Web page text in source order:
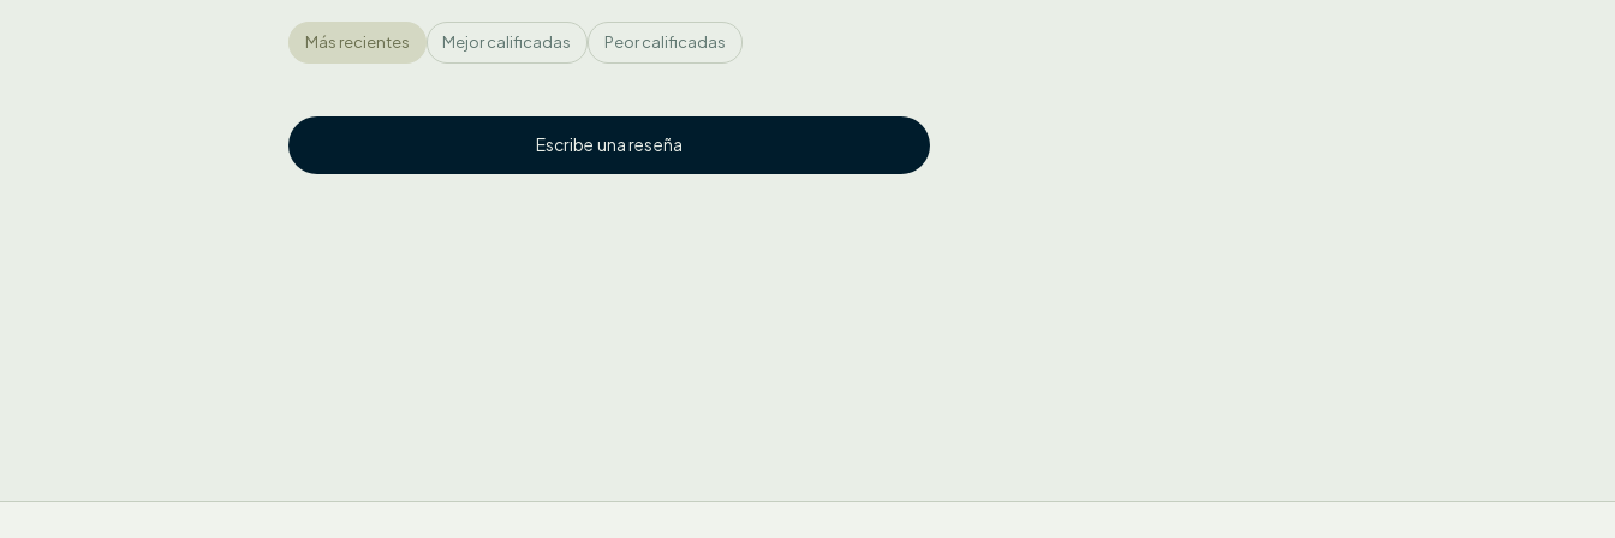
Más recientes Mejor calificadas Peor calificadas
Escribe una reseña